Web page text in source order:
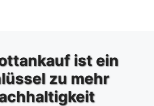
ist ein
zu mehr